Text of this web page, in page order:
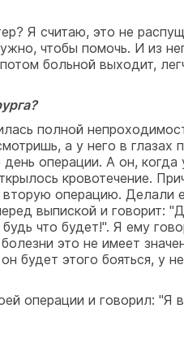
Я считаю, это не
чтобы помочь. И из
больной выходит,
полной
а у него в глазах
операции. А он,
кровотечение.
вторую операцию. Делали
выпиской и говорит:
будь что будет!". Я ему
это не имеет
будет этого бояться, у
операции и говорил: "Я